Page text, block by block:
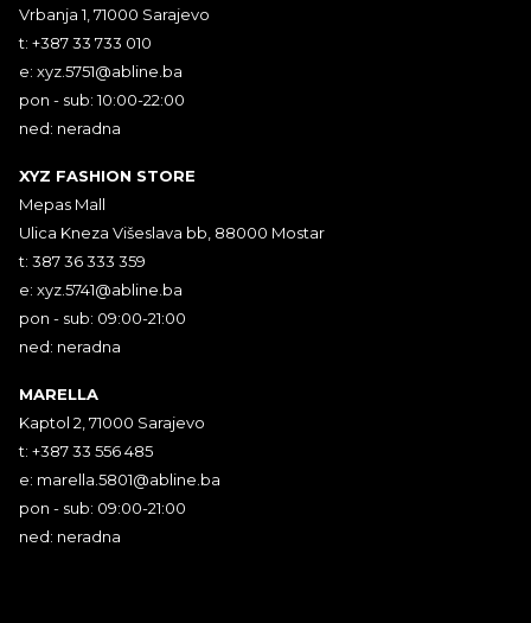
Vrbanja 1, 71000 Sarajevo
t: +387 33 733 010
e: xyz.5751@abline.ba
pon - sub: 10:00-22:00
ned: neradna
XYZ FASHION STORE
Mepas Mall
Ulica Kneza Višeslava bb, 88000 Mostar
t: 387 36 333 359
e: xyz.5741@abline.ba
pon - sub: 09:00-21:00
ned: neradna
MARELLA
Kaptol 2, 71000 Sarajevo
t: +387 33 556 485
e: marella.5801@abline.ba
pon - sub: 09:00-21:00
ned: neradna